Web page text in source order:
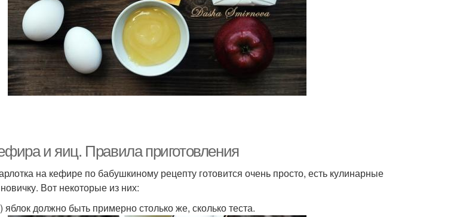
и яиц. Правила приготовления
на кефире по бабушкиному рецепту готовится очень просто, есть кулинарные
Вот некоторые из них:
должно быть примерно столько же, сколько теста.